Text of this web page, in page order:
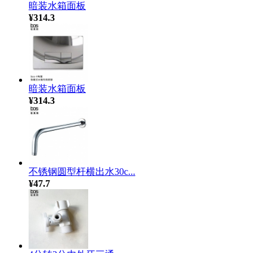
暗装水箱面板
¥314.3
暗装水箱面板
¥314.3
不锈钢圆型杆横出水30c...
¥47.7